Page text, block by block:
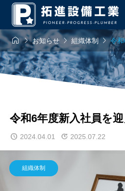
お知らせ 組織体制令
令和6年度新入社員を
2024.04.01 2025.07.22
組織体制